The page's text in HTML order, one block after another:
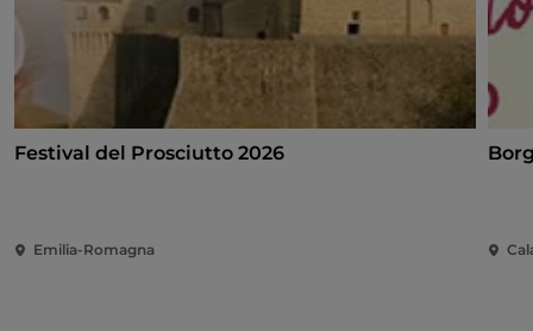
Festival del Prosciutto 2026
Emilia-Romagna